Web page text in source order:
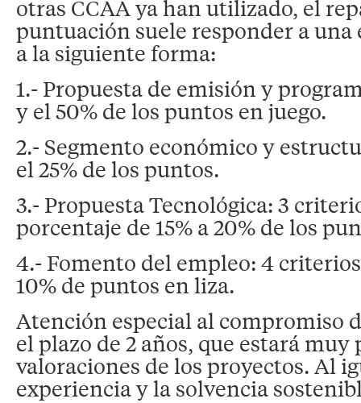
otras CCAA ya han utilizado, el
puntuación suele responder a
a la siguiente forma:
1.- Propuesta de emisión y
y el 50% de los puntos en juego.
2.- Segmento económico y
el 25% de los puntos.
3.- Propuesta Tecnológica: 3
porcentaje de 15% a 20% de los
4.- Fomento del empleo: 4
10% de puntos en liza.
Atención especial al compromiso
el plazo de 2 años, que estará muy
valoraciones de los proyectos. Al
experiencia y la solvencia